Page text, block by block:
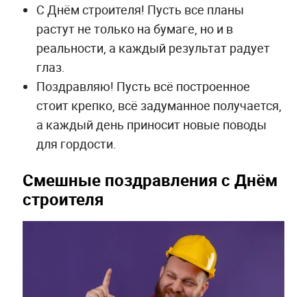
С Днём строителя! Пусть все планы
растут не только на бумаге, но и в
реальности, а каждый результат радует
глаз.
Поздравляю! Пусть всё построенное
стоит крепко, всё задуманное получается,
а каждый день приносит новые поводы
для гордости.
Смешные поздравления с Днём
строителя